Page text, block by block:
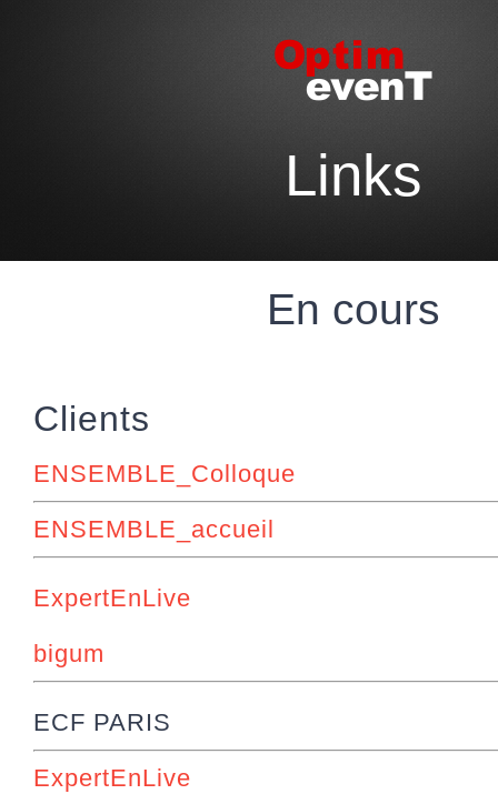
Links
En cours
Clients
ENSEMBLE_Colloque
ENSEMBLE_accueil
ExpertEnLive
bigum
ECF PARIS
ExpertEnLive